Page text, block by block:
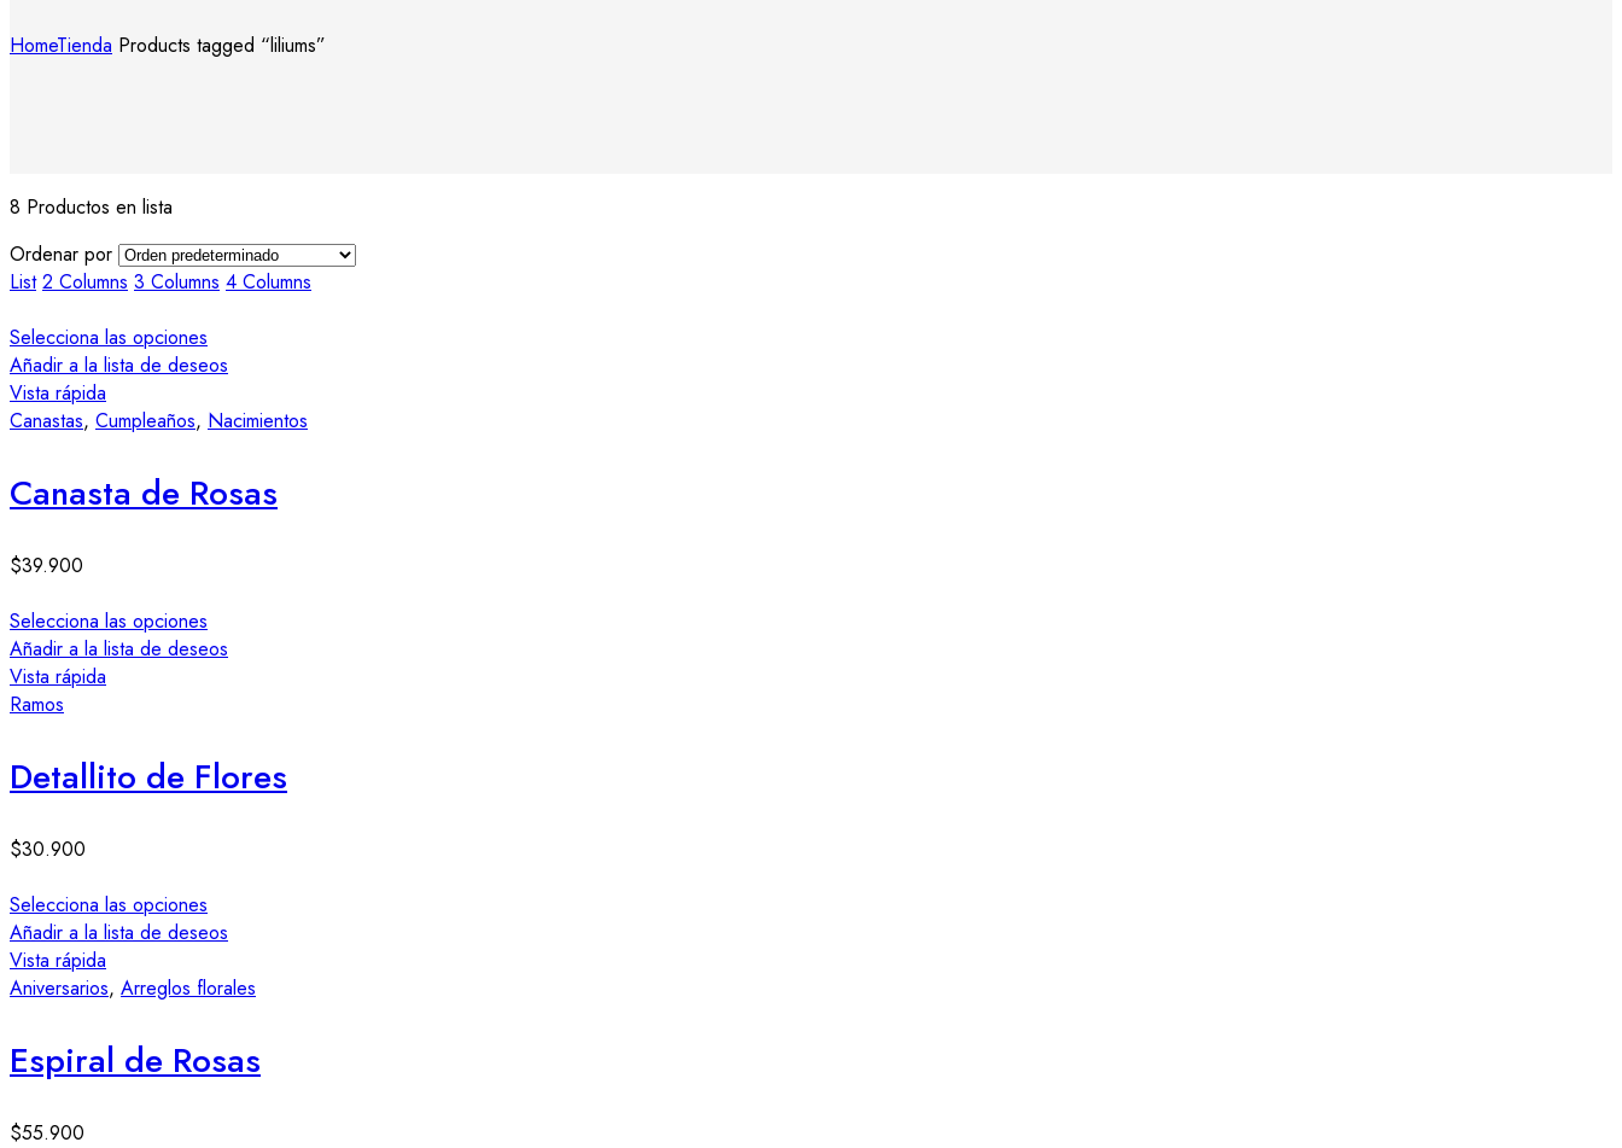
HomeTienda Products tagged “liliums”
8 Productos en lista
Ordenar por
List 2 Columns 3 Columns 4 Columns
Selecciona las opciones
Añadir a la lista de deseos
Vista rápida
Canastas, Cumpleaños, Nacimientos
Canasta de Rosas
$39.900
Selecciona las opciones
Añadir a la lista de deseos
Vista rápida
Ramos
Detallito de Flores
$30.900
Selecciona las opciones
Añadir a la lista de deseos
Vista rápida
Aniversarios, Arreglos florales
Espiral de Rosas
$55.900